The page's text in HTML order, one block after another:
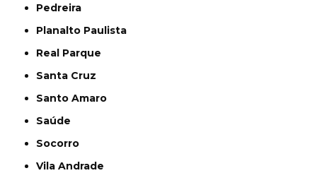
Pedreira
Planalto Paulista
Real Parque
Santa Cruz
Santo Amaro
Saúde
Socorro
Vila Andrade